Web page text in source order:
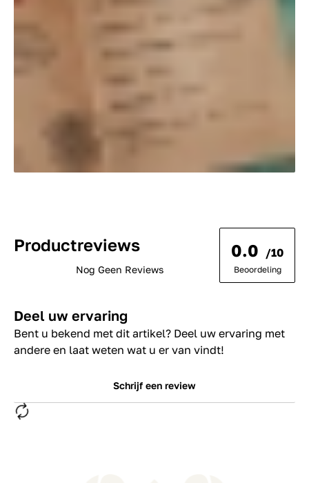
Productreviews
Nog Geen Reviews
0.0 /10
Beoordeling
Deel uw ervaring
Bent u bekend met dit artikel? Deel uw ervaring met
andere en laat weten wat u er van vindt!
Schrijf een review